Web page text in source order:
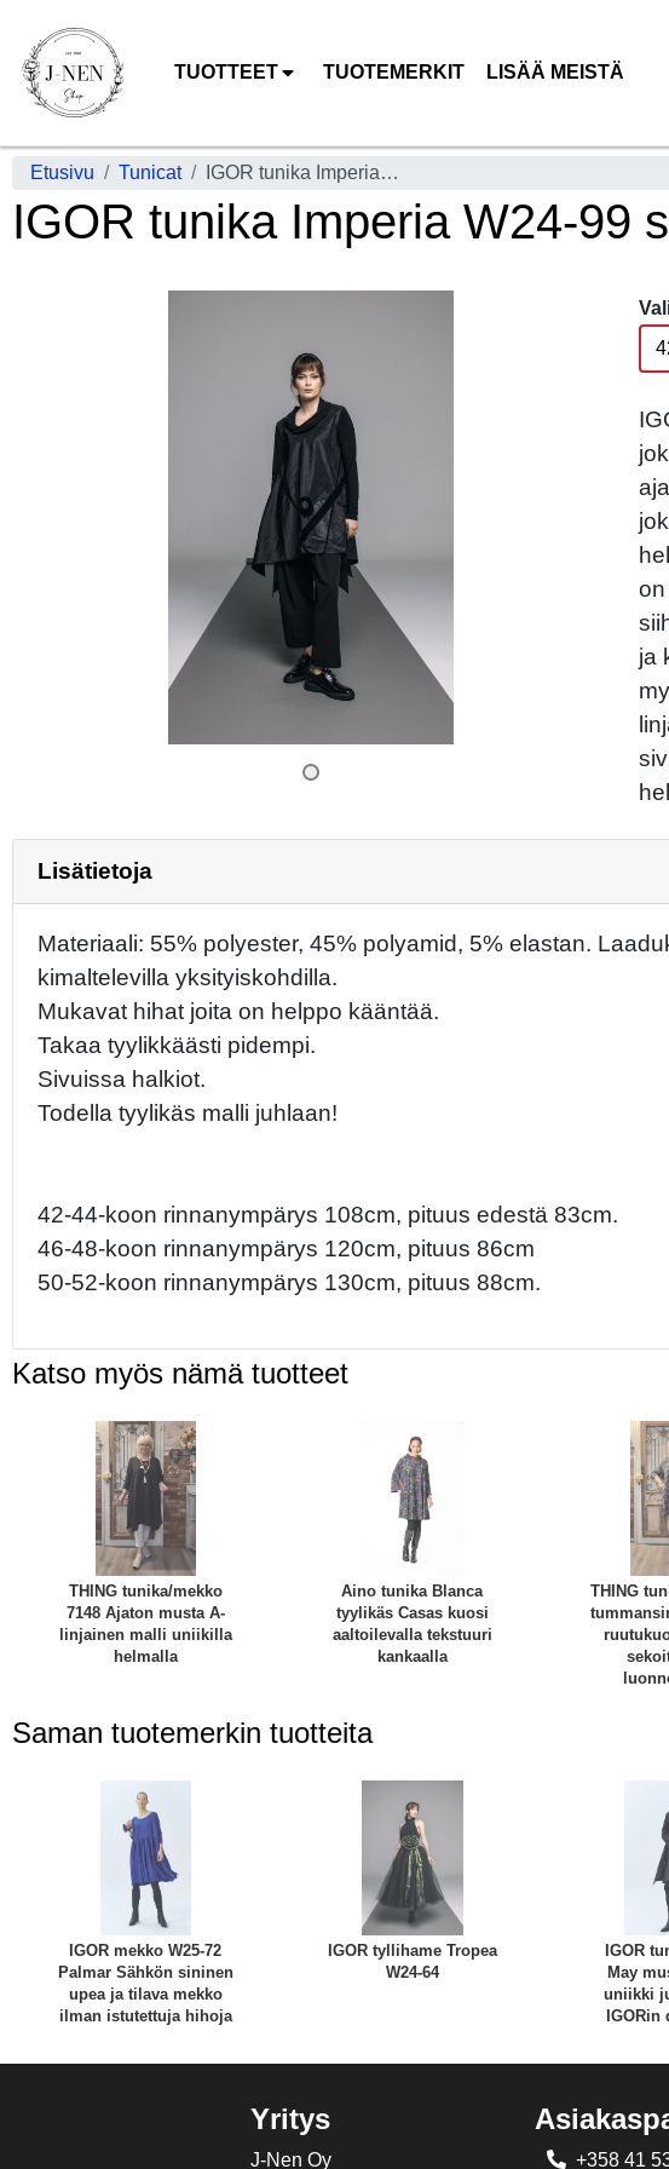
TUOTTEET TUOTEMERKIT LISÄÄ MEISTÄ
Etusivu Tunicat IGOR tunika Imperia W24-99 samettiset yksityiskohdat
IGOR tunika Imperia W24-99
ja
Lisätietoja
Materiaali: 55% polyester, 45% polyamid, 5% elastan.
kimaltelevilla yksityiskohdilla.
Mukavat hihat joita on helppo kääntää.
Takaa tyylikkäästi pidempi.
Sivuissa halkiot.
Todella tyylikäs malli juhlaan!
42-44-koon rinnanympärys 108cm, pituus edestä 83cm.
46-48-koon rinnanympärys 120cm, pituus 86cm
50-52-koon rinnanympärys 130cm, pituus 88cm.
Katso myös nämä tuotteet
THING tunika/mekko
7148 Ajaton musta A-
linjainen malli uniikilla
helmalla
Aino tunika Blanca
tyylikäs Casas kuosi
aaltoilevalla tekstuuri
kankaalla
THING
Saman tuotemerkin tuotteita
IGOR mekko W25-72
Palmar Sähkön sininen
upea ja tilava mekko
ilman istutettuja hihoja
IGOR tyllihame Tropea
W24-64
IGOR
May
uniikki
Yritys
J-Nen Oy +358 41